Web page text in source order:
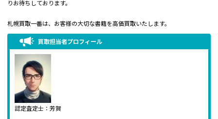
りお待ちしております。
札幌買取一番は、お客様の大切な書籍を高価買取いたします。
買取担当者プロフィール
認定査定士：芳賀